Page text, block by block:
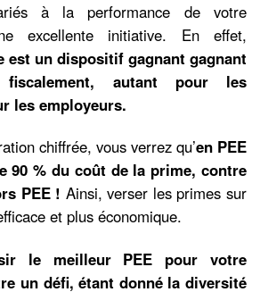
à la performance de votre
excellente initiative. En effet,
est un dispositif gagnant gagnant
autant pour les
les employeurs.
chiffrée, vous verrez qu’en PEE
90 % du coût de la prime, contre
PEE ! Ainsi, verser les primes sur
et plus économique.
le meilleurPEE pour votre
un défi, étant donné la diversité